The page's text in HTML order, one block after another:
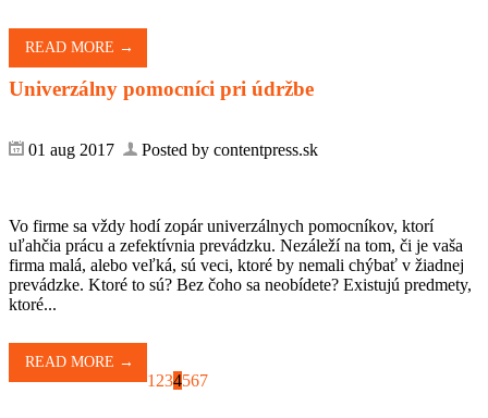
READ MORE →
Univerzálny pomocníci pri údržbe
01 aug 2017 Posted by contentpress.sk
Vo firme sa vždy hodí zopár univerzálnych pomocníkov, ktorí
uľahčia prácu a zefektívnia prevádzku. Nezáleží na tom, či je vaša
firma malá, alebo veľká, sú veci, ktoré by nemali chýbať v žiadnej
prevádzke. Ktoré to sú? Bez čoho sa neobídete? Existujú predmety,
ktoré...
READ MORE →
1 234567